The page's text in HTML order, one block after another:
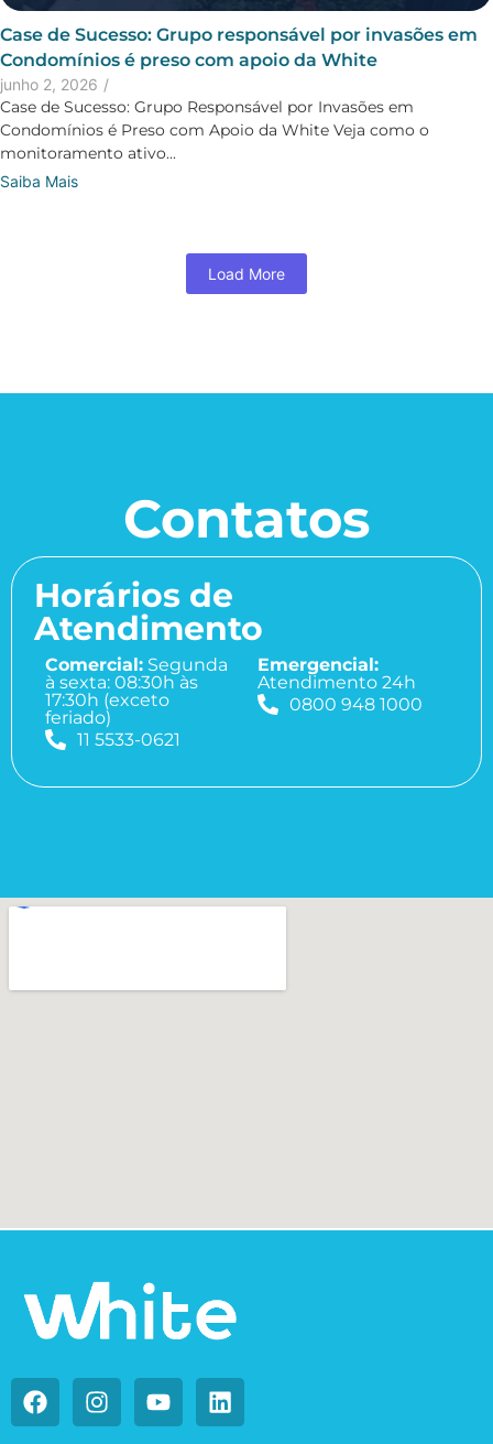
Case de Sucesso: Grupo responsável por invasões em
Condomínios é preso com apoio da White
junho 2, 2026 /
Case de Sucesso: Grupo Responsável por Invasões em
Condomínios é Preso com Apoio da White Veja como o
monitoramento ativo...
Saiba Mais
Load More
Contatos
Horários de
Atendimento
Comercial: Segunda
à sexta: 08:30h às
17:30h (exceto
feriado)
11 5533-0621
Emergencial:
Atendimento 24h
0800 948 1000